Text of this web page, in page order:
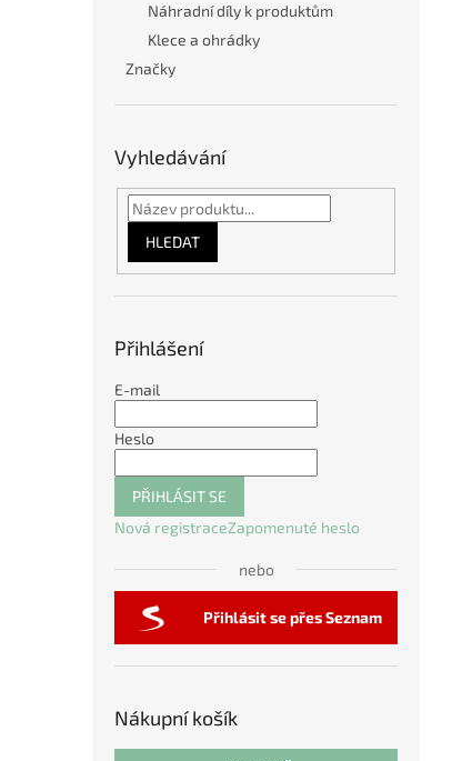
Náhradní díly k produktům
Klece a ohrádky
Značky
Vyhledávání
HLEDAT
Přihlášení
E-mail
Heslo
PŘIHLÁSIT SE
Nová registraceZapomenuté heslo
nebo
Přihlásit se přes Seznam
Nákupní košík